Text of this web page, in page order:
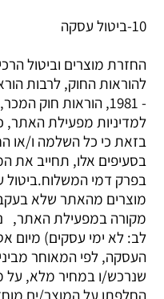
10-ביטול עסקה
החזרת מוצרים וביטול
להוראות החוק, לרבות
למדיניות מפעילת
בזאת כי כל השלמה ו/או
בסעיפים אלו, תחייב את
בפרק דמי
מוצרים מהאתר שלא
לב: לא ימי עסקים) מיום
העסקה, לפי המאוחר
שנרכש/ו במחיר מלא, על
החלפתו על המוצר/ים